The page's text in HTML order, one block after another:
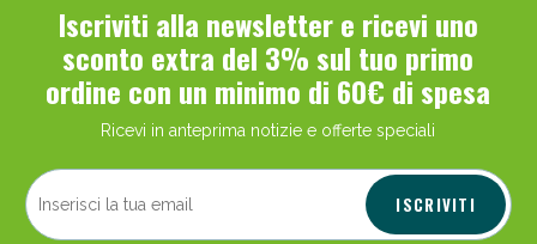
Iscriviti alla newsletter e ricevi uno
sconto extra del 3% sul tuo primo
ordine con un minimo di 60€ di spesa
Ricevi in anteprima notizie e offerte speciali
ISCRIVITI